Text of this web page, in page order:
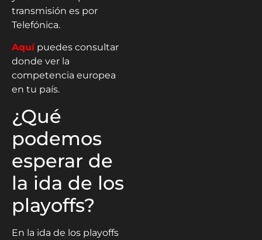
transmisión es por
Telefónica.
Aquípuedes consultar
donde ver la
competencia europea
en tu país.
¿Qué
podemos
esperar de
la ida de los
playoffs?
En la ida de los playoffs